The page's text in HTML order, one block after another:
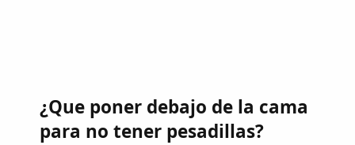
¿Que poner debajo de la cama
para no tener pesadillas?